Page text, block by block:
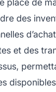
des
et des